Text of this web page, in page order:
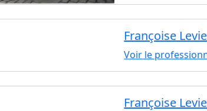
Françoise Levie
Voir le
Françoise Levie